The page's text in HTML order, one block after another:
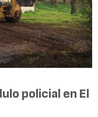
policial en El